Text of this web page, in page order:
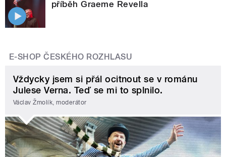
příběh Graeme Revella
E-SHOP ČESKÉHO ROZHLASU
Vždycky jsem si přál ocitnout se v románu
Julese Verna. Teď se mi to splnilo.
Václav Žmolík, moderátor